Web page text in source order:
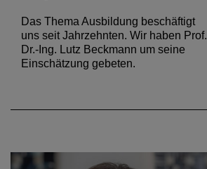
Das Thema Ausbildung beschäftigt
uns seit Jahrzehnten. Wir haben Prof.
Dr.-Ing. Lutz Beckmann um seine
Einschätzung gebeten.